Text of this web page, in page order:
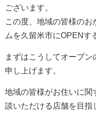
ございます。
この度、地域の皆様の
ムを久留米市にOPENす
まずはこうしてオープ
申し上げます。
地域の皆様がお住いに関
談いただける店舗を目指